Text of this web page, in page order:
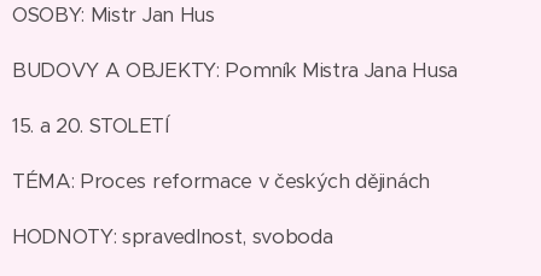
OSOBY: Mistr Jan Hus
BUDOVY A OBJEKTY: Pomník Mistra Jana Husa
15. a 20. STOLETÍ
TÉMA: Proces reformace v českých dějinách
HODNOTY: spravedlnost, svoboda